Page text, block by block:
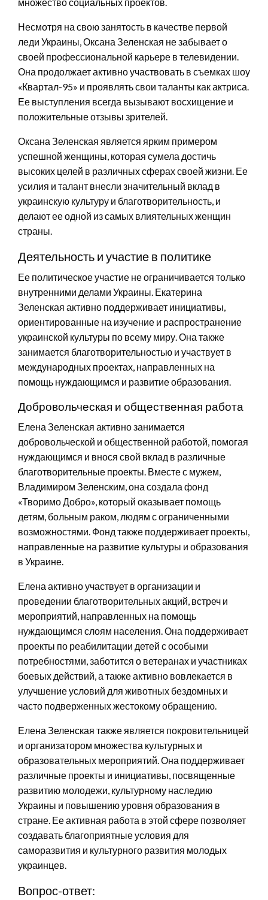
Несмотря на свою занятость в качестве первой
леди Украины, Оксана Зеленская не забывает о
своей профессиональной карьере в телевидении.
Она продолжает активно участвовать в съемках шоу
«Квартал-95» и проявлять свои таланты как актриса.
Ее выступления всегда вызывают восхищение и
положительные отзывы зрителей.
Оксана Зеленская является ярким примером
успешной женщины, которая сумела достичь
высоких целей в различных сферах своей жизни. Ее
усилия и талант внесли значительный вклад в
украинскую культуру и благотворительность, и
делают ее одной из самых влиятельных женщин
страны.
Деятельность и участие в политике
Ее политическое участие не ограничивается только
внутренними делами Украины. Екатерина
Зеленская активно поддерживает инициативы,
ориентированные на изучение и распространение
украинской культуры по всему миру. Она также
занимается благотворительностью и участвует в
международных проектах, направленных на
помощь нуждающимся и развитие образования.
Добровольческая и общественная работа
Елена Зеленская активно занимается
добровольческой и общественной работой, помогая
нуждающимся и внося свой вклад в различные
благотворительные проекты. Вместе с мужем,
Владимиром Зеленским, она создала фонд
«Творимо Добро», который оказывает помощь
детям, больным раком, людям с ограниченными
возможностями. Фонд также поддерживает проекты,
направленные на развитие культуры и образования
в Украине.
Елена активно участвует в организации и
проведении благотворительных акций, встреч и
мероприятий, направленных на помощь
нуждающимся слоям населения. Она поддерживает
проекты по реабилитации детей с особыми
потребностями, заботится о ветеранах и участниках
боевых действий, а также активно вовлекается в
улучшение условий для животных бездомных и
часто подверженных жестокому обращению.
Елена Зеленская также является покровительницей
и организатором множества культурных и
образовательных мероприятий. Она поддерживает
различные проекты и инициативы, посвященные
развитию молодежи, культурному наследию
Украины и повышению уровня образования в
стране. Ее активная работа в этой сфере позволяет
создавать благоприятные условия для
саморазвития и культурного развития молодых
украинцев.
Вопрос-ответ: